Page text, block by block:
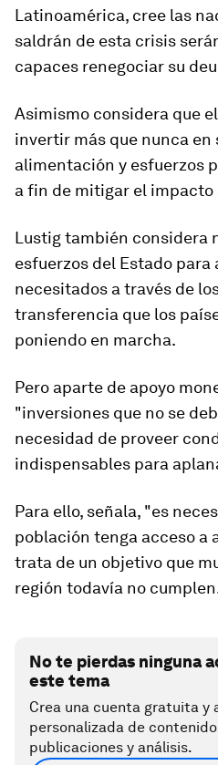
Latinoamérica, cree las
saldrán de esta crisis
capaces renegociar su
Asimismo considera que
invertir más que nunca en
alimentación y esfuerzos
a fin de mitigar el impacto
Lustig también considera
esfuerzos del Estado para
necesitados a través de
transferencia que los
poniendo en marcha.
Pero aparte de apoyo
"inversiones que no se
necesidad de proveer
indispensables para
Para ello, señala, "es
población tenga acceso a
trata de un objetivo que
región todavía no
No te pierdas ninguna
este tema
Crea una cuenta gratuita y
personalizada de
publicaciones y análisis.